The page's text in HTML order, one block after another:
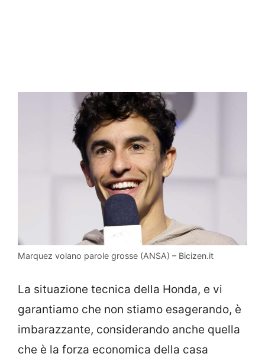
Marquez volano parole grosse (ANSA) – Bicizen.it
La situazione tecnica della Honda, e vi
garantiamo che non stiamo esagerando, è
imbarazzante, considerando anche quella
che è la forza economica della casa